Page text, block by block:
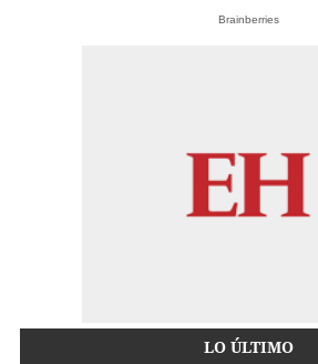
Brainberries
LO ÚLTIMO